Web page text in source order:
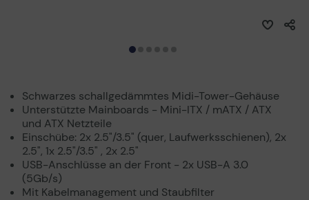
Schwarzes schallgedämmtes Midi-Tower-Gehäuse
Unterstützte Mainboards - Mini-ITX / mATX / ATX
und ATX Netzteile
Einschübe: 2x 2.5"/3.5" (quer, Laufwerksschienen), 2x
2.5", 1x 2.5"/3.5" , 2x 2.5"
USB-Anschlüsse an der Front - 2x USB-A 3.0
(5Gb/s)
Mit Kabelmanagement und Staubfilter